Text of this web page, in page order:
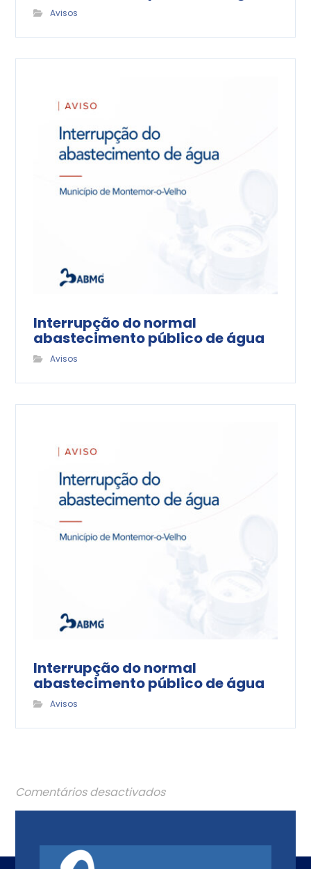
Avisos
Interrupção do normal
abastecimento público de água
Avisos
Interrupção do normal
abastecimento público de água
Avisos
Comentários desactivados